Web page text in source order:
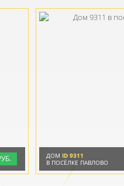
ДОМ ID 9311
В ПОСЁЛКЕ ПАВЛОВО